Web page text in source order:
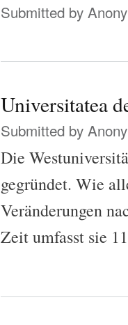
Submitted by
Universitatea
Submitted by
Die
gegründet. Wie
Veränderungen
Zeit umfasst sie